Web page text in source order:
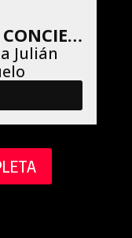
B VOCAL EN CONCIERTO
Julián